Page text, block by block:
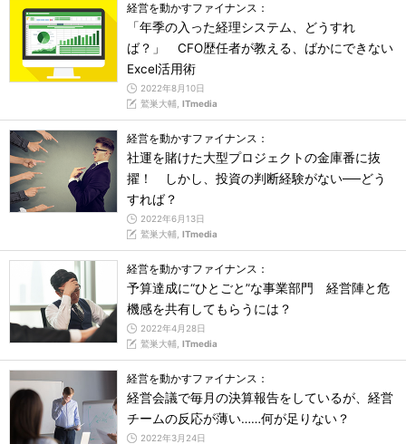
経営を動かすファイナンス：
「年季の入った経理システム、どうすれ
ば？」 CFO歴任者が教える、ばかにできない
Excel活用術
2022年8月10日
鷲巣大輔, ITmedia
経営を動かすファイナンス：
社運を賭けた大型プロジェクトの金庫番に抜
擢！ しかし、投資の判断経験がない──どう
すれば？
2022年6月13日
鷲巣大輔, ITmedia
経営を動かすファイナンス：
予算達成に“ひとごと”な事業部門 経営陣と危
機感を共有してもらうには？
2022年4月28日
鷲巣大輔, ITmedia
経営を動かすファイナンス：
経営会議で毎月の決算報告をしているが、経営
チームの反応が薄い……何が足りない？
2022年3月24日